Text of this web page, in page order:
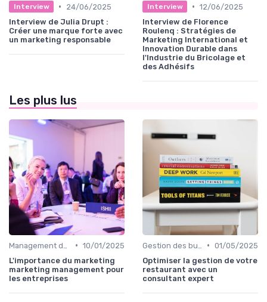
Interview •
24/06/2025
Interview de Julia Drupt :
Créer une marque forte avec
un marketing responsable
Interview • 12/06/2025
Interview de Florence
Roulenq : Stratégies de
Marketing International et
Innovation Durable dans
l'Industrie du Bricolage et
des Adhésifs
Les plus lus
• 10/01/2025
L'importance du marketing
marketing management pour
les entreprises
• 01/05/2025
Optimiser la gestion de votre
restaurant avec un
consultant expert